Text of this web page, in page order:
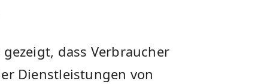
dass Verbraucher
Dienstleistungen​ von